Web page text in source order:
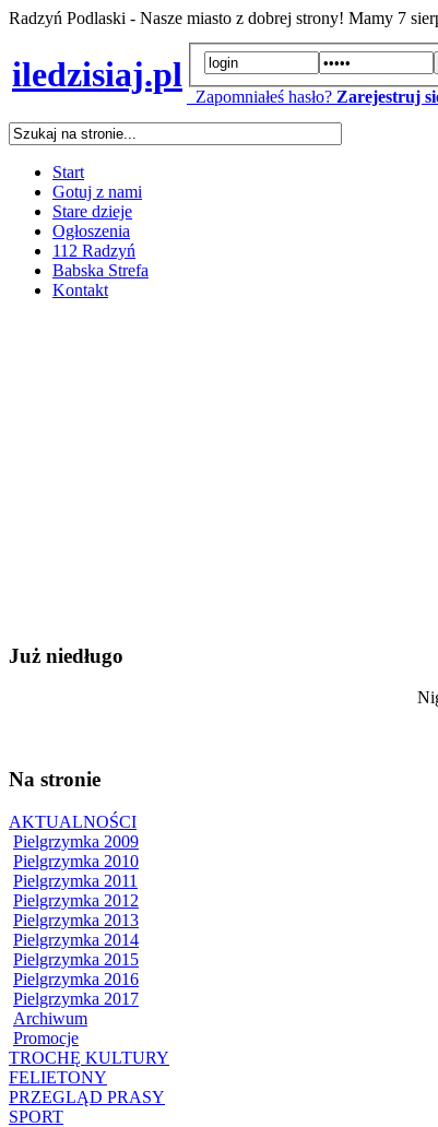
Radzyń Podlaski - Nasze miasto z dobrej strony! Mamy 7
iledzisiaj.pl
Zapomniałeś hasło? Zarejestruj
Start
Gotuj z nami
Stare dzieje
Ogłoszenia
112 Radzyń
Babska Strefa
Kontakt
Już niedługo
Na stronie
AKTUALNOŚCI
Pielgrzymka 2009
Pielgrzymka 2010
Pielgrzymka 2011
Pielgrzymka 2012
Pielgrzymka 2013
Pielgrzymka 2014
Pielgrzymka 2015
Pielgrzymka 2016
Pielgrzymka 2017
Archiwum
Promocje
TROCHĘ KULTURY
FELIETONY
PRZEGLĄD PRASY
SPORT